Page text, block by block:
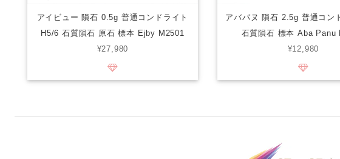
アイビュー 隕石 0.5g 普通コンドライト
H5/6 石質隕石 原石 標本 Ejby M2501
¥27,980
アバパヌ 隕石 2.5g 普通コン
石質隕石 標本 Aba Panu
¥12,980